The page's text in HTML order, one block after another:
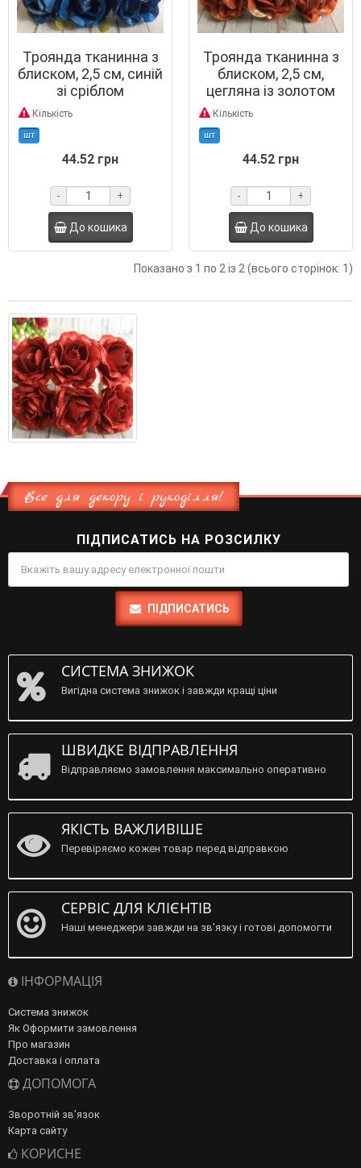
Троянда тканинна з
блиском, 2,5 см, синій
зі сріблом
Кількість
шт
44.52 грн
- +
До кошика
Троянда тканинна з
блиском, 2,5 см,
цегляна із золотом
Кількість
шт
44.52 грн
- +
До кошика
Показано з 1 по 2 із 2 (всього сторінок: 1)
Все для декору і рукоділля!
ПІДПИСАТИСЬ НА РОЗСИЛКУ
ПІДПИСАТИСЬ
СИСТЕМА ЗНИЖОК
Вигідна система знижок і завжди кращі ціни
ШВИДКЕ ВІДПРАВЛЕННЯ
Відправляємо замовлення максимально оперативно
ЯКІСТЬ ВАЖЛИВІШЕ
Перевіряємо кожен товар перед відправкою
СЕРВІС ДЛЯ КЛІЄНТІВ
Наші менеджери завжди на зв'язку і готові допомогти
ІНФОРМАЦІЯ
Система знижок
Як Оформити замовлення
Про магазин
Доставка і оплата
ДОПОМОГА
Зворотній зв’язок
Карта сайту
КОРИСНЕ